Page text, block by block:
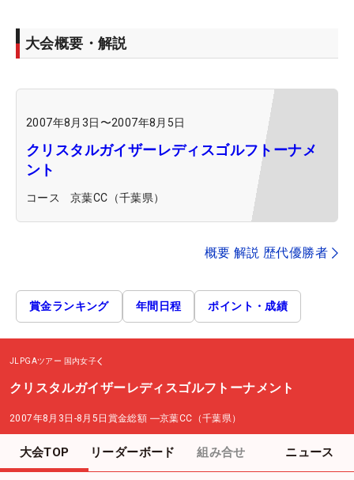
大会概要・解説
2007年8月3日 〜2007年8月5日
クリスタルガイザーレディスゴルフトーナメ
ント
コース 京葉CC（千葉県）
概要 解説 歴代優勝者
賞金ランキング 年間日程 ポイント・成績
JLPGAツアー 国内女子
クリスタルガイザーレディスゴルフトーナメント
2007年8月3日-8月5日 賞金総額 ―京葉CC（千葉県）
大会TOP リーダーボード 組み合せ ニュース